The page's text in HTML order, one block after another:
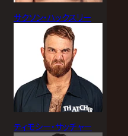
サクソン・ハックスリー
ティモシー・サッチャー